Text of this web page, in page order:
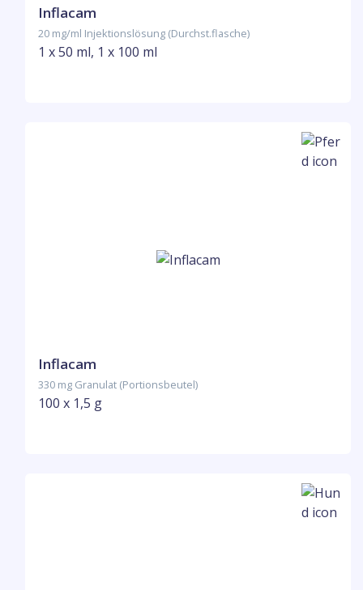
Inflacam
20 mg/ml Injektionslösung (Durchst.flasche)
1 x 50 ml, 1 x 100 ml
Inflacam
330 mg Granulat (Portionsbeutel)
100 x 1,5 g